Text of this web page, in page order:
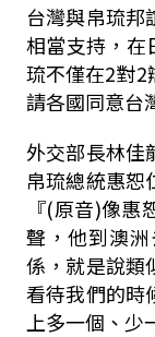
台灣與帛琉邦
相當支持，在
琉不僅在2對2
請各國同意台
外交部長林佳
帛琉總統惠恕
『(原音)像
聲，他到澳
係，就是說類
看待我們的時
上多一個、少